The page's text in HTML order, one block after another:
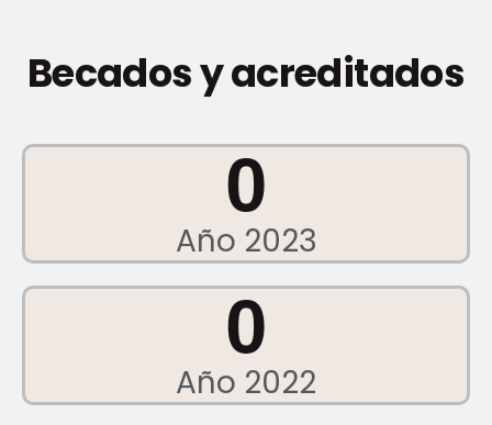
Becados y acreditados
0
Año 2023
0
Año 2022